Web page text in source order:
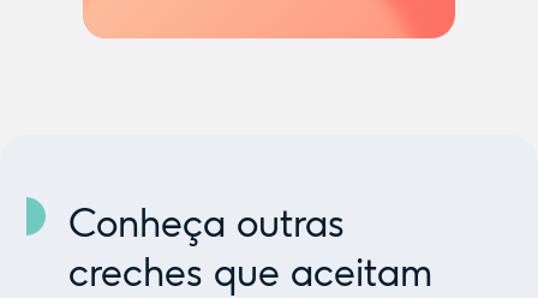
Conheça outras
creches que aceitam